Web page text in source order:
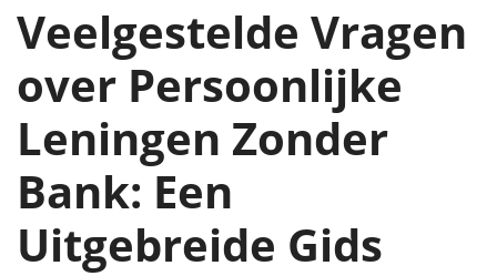
Veelgestelde Vragen
over Persoonlijke
Leningen Zonder
Bank: Een
Uitgebreide Gids